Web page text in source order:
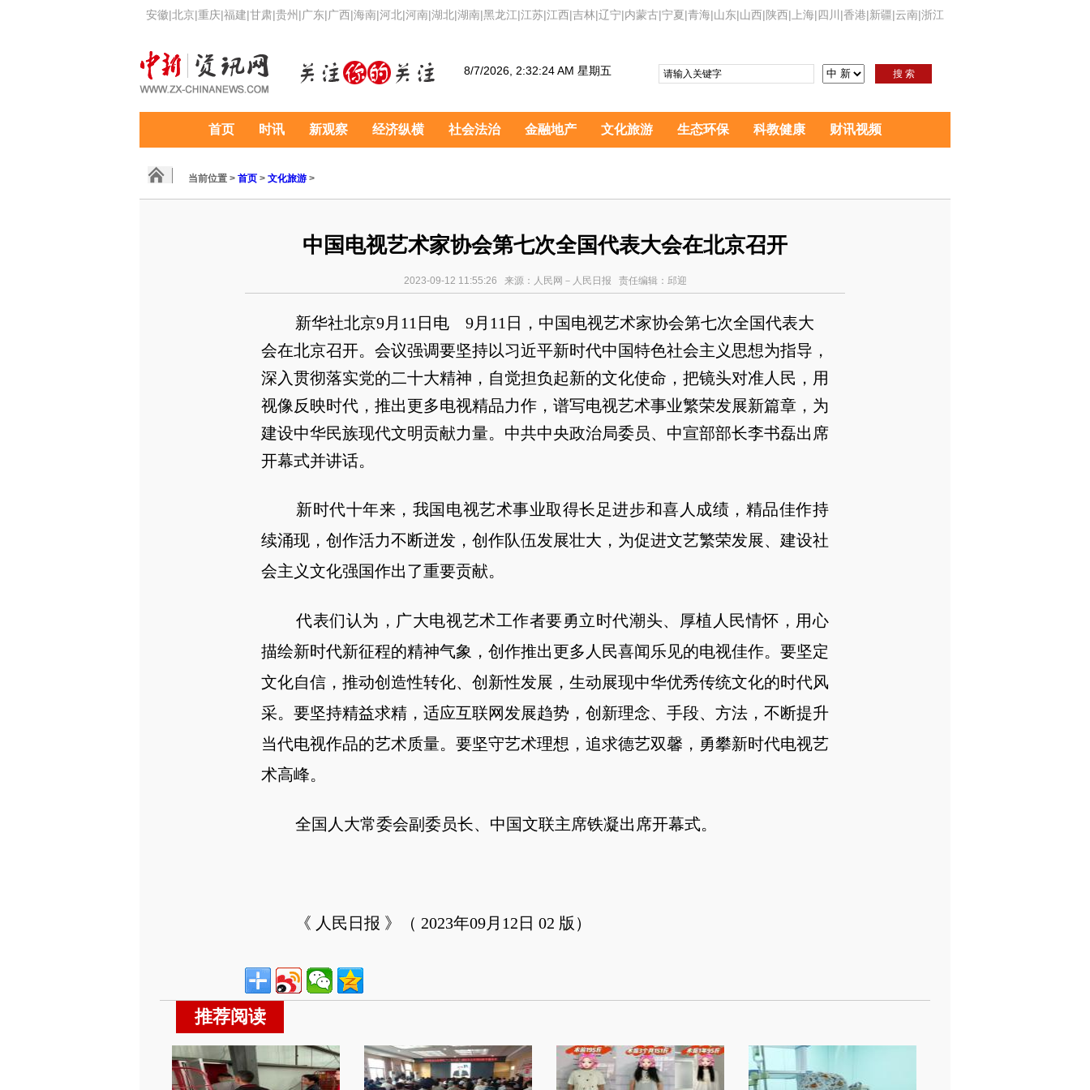
安徽|北京|重庆|福建|甘肃|贵州 |广东|广西|海南|河北|河南|湖北|湖南|黑龙江|江苏|江西|吉林|辽宁|内蒙古|宁夏|青海|山东|山西|陕西| 上海|四川 |香港|新疆|云南|浙江
8/7/2026, 2:32:24 AM 星期五 搜 索
首页 时讯 新观察 经济纵横 社会法治 金融地产 文化旅游 生态环保 科教健康 财讯视频
当前位置 > 首页 > 文化旅游 >
中国电视艺术家协会第七次全国代表大会在北京召开
2023-09-12 11:55:26 来源：人民网－人民日报 责任编辑：邱迎
新华社北京9月11日电 9月11日，中国电视艺术家协会第七次全国代表大
会在北京召开。会议强调要坚持以习近平新时代中国特色社会主义思想为指导，
深入贯彻落实党的二十大精神，自觉担负起新的文化使命，把镜头对准人民，用
视像反映时代，推出更多电视精品力作，谱写电视艺术事业繁荣发展新篇章，为
建设中华民族现代文明贡献力量。中共中央政治局委员、中宣部部长李书磊出席
开幕式并讲话。
新时代十年来，我国电视艺术事业取得长足进步和喜人成绩，精品佳作持
续涌现，创作活力不断迸发，创作队伍发展壮大，为促进文艺繁荣发展、建设社
会主义文化强国作出了重要贡献。
代表们认为，广大电视艺术工作者要勇立时代潮头、厚植人民情怀，用心
描绘新时代新征程的精神气象，创作推出更多人民喜闻乐见的电视佳作。要坚定
文化自信，推动创造性转化、创新性发展，生动展现中华优秀传统文化的时代风
采。要坚持精益求精，适应互联网发展趋势，创新理念、手段、方法，不断提升
当代电视作品的艺术质量。要坚守艺术理想，追求德艺双馨，勇攀新时代电视艺
术高峰。
全国人大常委会副委员长、中国文联主席铁凝出席开幕式。
《 人民日报 》（ 2023年09月12日 02 版）
推荐阅读